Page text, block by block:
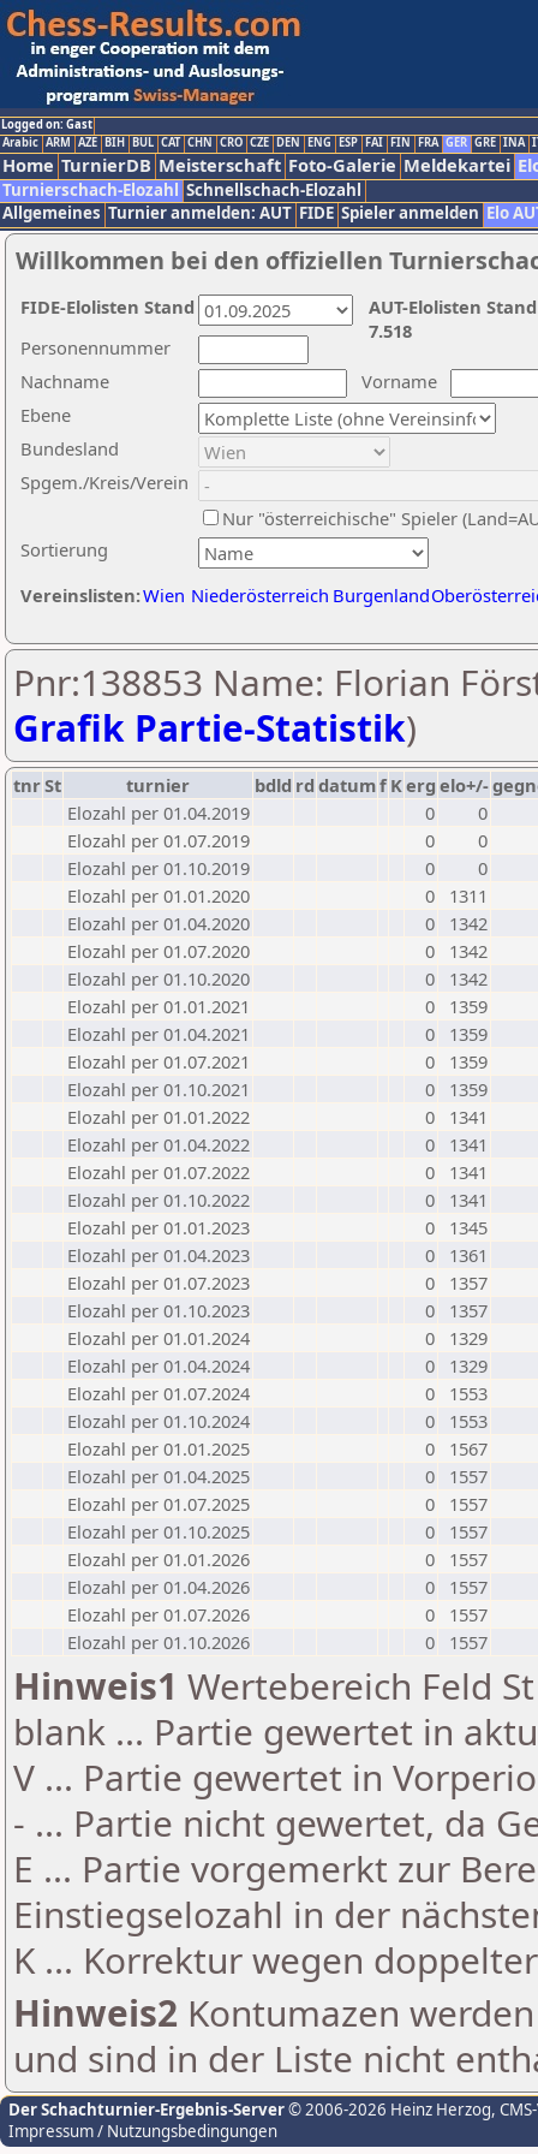
Logged on: Gast
Arabic ARM AZE BIH BUL CAT CHN CRO CZE DEN ENG ESP FAI FIN FRA GER GRE INA
Home TurnierDB Meisterschaft Foto-Galerie Meldekartei
Turnierschach-Elozahl Schnellschach-Elozahl
Allgemeines Turnier anmelden: AUT FIDE Spieler anmelden Elo
Willkommen bei den offiziellen
Nachname
Vorname
Ebene
Sortierung
Personennummer
Bundesland
Spgem./Kreis/Verein
Nur "österreichische" Spieler
Vereinslisten:Wien Niederösterreich Burgenland
AUT-Elolisten
7.518
FIDE-Elolisten Stand
Pnr:138853 Name: Florian
Grafik Partie-Statistik)
tnrSt turnier bdld rd datumf Kerg elo+/-
Elozahl per 01.04.2019
0
0
Elozahl per 01.07.2019
0
0
Elozahl per 01.10.2019
0
0
Elozahl per 01.01.2020
0
1311
Elozahl per 01.04.2020
0
1342
Elozahl per 01.07.2020
0
1342
Elozahl per 01.10.2020
0
1342
Elozahl per 01.01.2021
0
1359
Elozahl per 01.04.2021
0
1359
Elozahl per 01.07.2021
0
1359
Elozahl per 01.10.2021
0
1359
Elozahl per 01.01.2022
0
1341
Elozahl per 01.04.2022
0
1341
Elozahl per 01.07.2022
0
1341
Elozahl per 01.10.2022
0
1341
Elozahl per 01.01.2023
0
1345
Elozahl per 01.04.2023
0
1361
Elozahl per 01.07.2023
0
1357
Elozahl per 01.10.2023
0
1357
Elozahl per 01.01.2024
0
1329
Elozahl per 01.04.2024
0
1329
Elozahl per 01.07.2024
0
1553
Elozahl per 01.10.2024
0
1553
Elozahl per 01.01.2025
0
1567
Elozahl per 01.04.2025
0
1557
Elozahl per 01.07.2025
0
1557
Elozahl per 01.10.2025
0
1557
Elozahl per 01.01.2026
0
1557
Elozahl per 01.04.2026
0
1557
Elozahl per 01.07.2026
0
1557
Elozahl per 01.10.2026
0 1557
Hinweis1 Wertebereich Feld
blank ... Partie gewertet in
V ... Partie gewertet in
- ... Partie nicht gewertet, da
E ... Partie vorgemerkt zur
Einstiegselozahl in der
K ... Korrektur wegen
Hinweis2 Kontumazen
und sind in der Liste nicht
Der Schachturnier-Ergebnis-Server© 2006-2026 Heinz Herzog,
Impressum / Nutzungsbedingungen